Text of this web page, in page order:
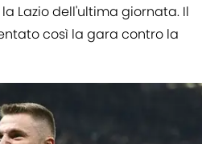
Lazio dell'ultima giornata. Il
così la gara contro la